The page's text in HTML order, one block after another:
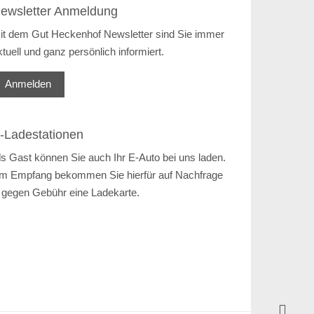
Anmeldung
dem Gut Heckenhof Newsletter sind Sie immer
und ganz persönlich informiert.
Anmelden
Ladestationen
Gast können Sie auch Ihr E-Auto bei uns laden.
Empfang bekommen Sie hierfür auf Nachfrage
Gebühr eine Ladekarte.
